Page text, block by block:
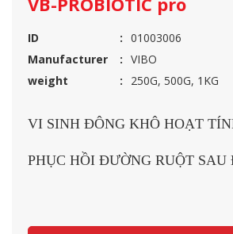
ID
01003006
Manufacturer
VIBO
weight
250G, 500G, 1KG
VI SINH ĐÔNG KHÔ HOẠT
PHỤC HỒI ĐƯỜNG RUỘT